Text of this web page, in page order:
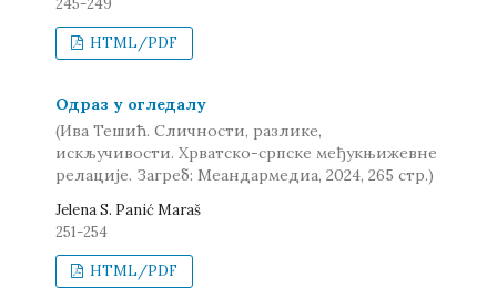
245-249
HTML/PDF
Одраз у огледалу
(Ива Тешић. Сличности, разлике,
искључивости. Хрватско-српске међукњижевне
релације. Загреб: Меандармедиа, 2024, 265 стр.)
Jelena S. Panić Maraš
251-254
HTML/PDF